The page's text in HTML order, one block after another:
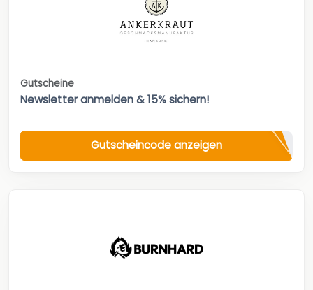
Gutscheine
Newsletter anmelden & 15% sichern!
Gutscheincode anzeigen